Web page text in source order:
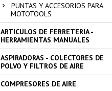
PUNTAS Y ACCESORIOS PARA
MOTOTOOLS
ARTICULOS DE FERRETERIA -
HERRAMIENTAS MANUALES
ASPIRADORAS - COLECTORES DE
POLVO Y FILTROS DE AIRE
COMPRESORES DE AIRE